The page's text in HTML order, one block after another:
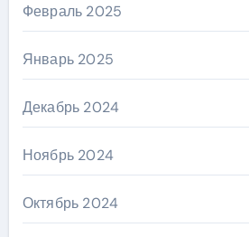
Февраль 2025
Январь 2025
Декабрь 2024
Ноябрь 2024
Октябрь 2024